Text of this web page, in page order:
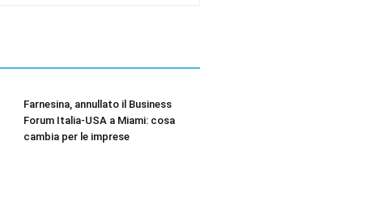
Farnesina, annullato il Business
Forum Italia-USA a Miami: cosa
cambia per le imprese